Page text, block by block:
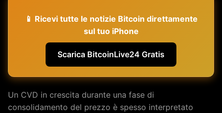
📱 Ricevi tutte le notizie Bitcoin direttamente
sul tuo iPhone
Scarica BitcoinLive24 Gratis
Un CVD in crescita durante una fase di
consolidamento del prezzo è spesso interpretato